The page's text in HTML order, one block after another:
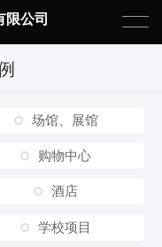
限公司
场馆、展馆
购物中心
酒店
学校项目